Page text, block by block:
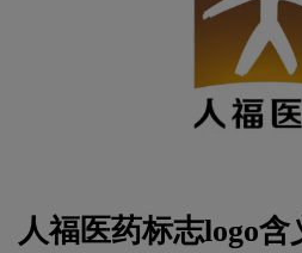
人福医药标志logo含